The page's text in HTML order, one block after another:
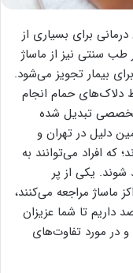
برای بسیاری از
سنتی نیز از ماساژ
بیمار تجویز می‌شود.
دلاک‌های حمام انجام
تخصصی تبدیل شده
دلیل در تهران و
که افراد می‌توانند به
شوند. یکی از پر
ماساژ مراجعه می‌کنند،
داریم تا شما عزیزان
و در مورد تفاوت‌های